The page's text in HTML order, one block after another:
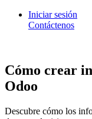
Iniciar sesión
Contáctenos
Cómo crear
Odoo
Descubre cómo los